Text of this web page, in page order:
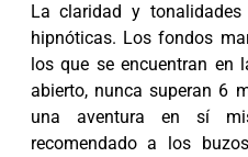
La claridad y
hipnóticas. Los fondos
los que se encuentran en
abierto, nunca superan 6
una aventura en sí
recomendado a los